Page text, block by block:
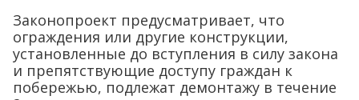
Законопроект предусматривает, что
ограждения или другие конструкции,
установленные до вступления в силу закона
и препятствующие доступу граждан к
побережью, подлежат демонтажу в течение